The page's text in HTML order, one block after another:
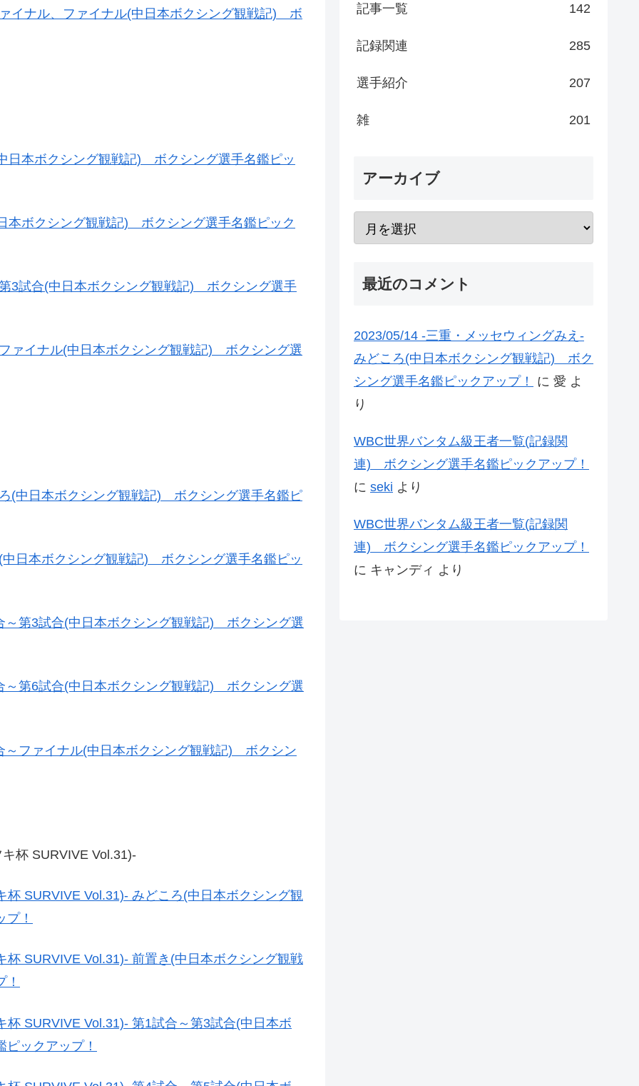
イナル、ファイナル(中日本ボクシング観戦記) ボ
日本ボクシング観戦記) ボクシング選手名鑑ピッ
本ボクシング観戦記) ボクシング選手名鑑ピック
3試合(中日本ボクシング観戦記) ボクシング選手
ァイナル(中日本ボクシング観戦記) ボクシング選
(中日本ボクシング観戦記) ボクシング選手名鑑ピ
日本ボクシング観戦記) ボクシング選手名鑑ピッ
～第3試合(中日本ボクシング観戦記) ボクシング選
～第6試合(中日本ボクシング観戦記) ボクシング選
～ファイナル(中日本ボクシング観戦記) ボクシン
杯 SURVIVE Vol.31)-
SURVIVE Vol.31)- みどころ(中日本ボクシング観
！
SURVIVE Vol.31)- 前置き(中日本ボクシング観戦
SURVIVE Vol.31)- 第1試合～第3試合(中日本ボ
ックアップ！
記事一覧 142
記録関連 285
選手紹介 207
雑 201
アーカイブ
最近のコメント
2023/05/14 -三重・メッセウィングみえ-
みどころ(中日本ボクシング観戦記) ボク
シング選手名鑑ピックアップ！
に 愛 よ
り
WBC世界バンタム級王者一覧(記録関
連) ボクシング選手名鑑ピックアップ！
に seki より
WBC世界バンタム級王者一覧(記録関
連) ボクシング選手名鑑ピックアップ！
に キャンディ より